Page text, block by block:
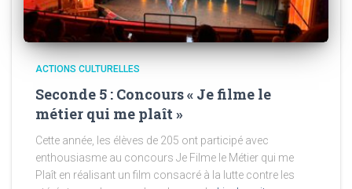
ACTIONS CULTURELLES
Seconde 5 : Concours « Je filme le
métier qui me plaît »
Cette année, les élèves de 205 ont participé avec
enthousiasme au concours Je Filme le Métier qui me
Plaît en réalisant un film consacré à la lutte contre les